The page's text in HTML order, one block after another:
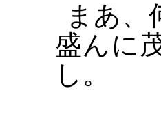
まあ、
盛んに
し。